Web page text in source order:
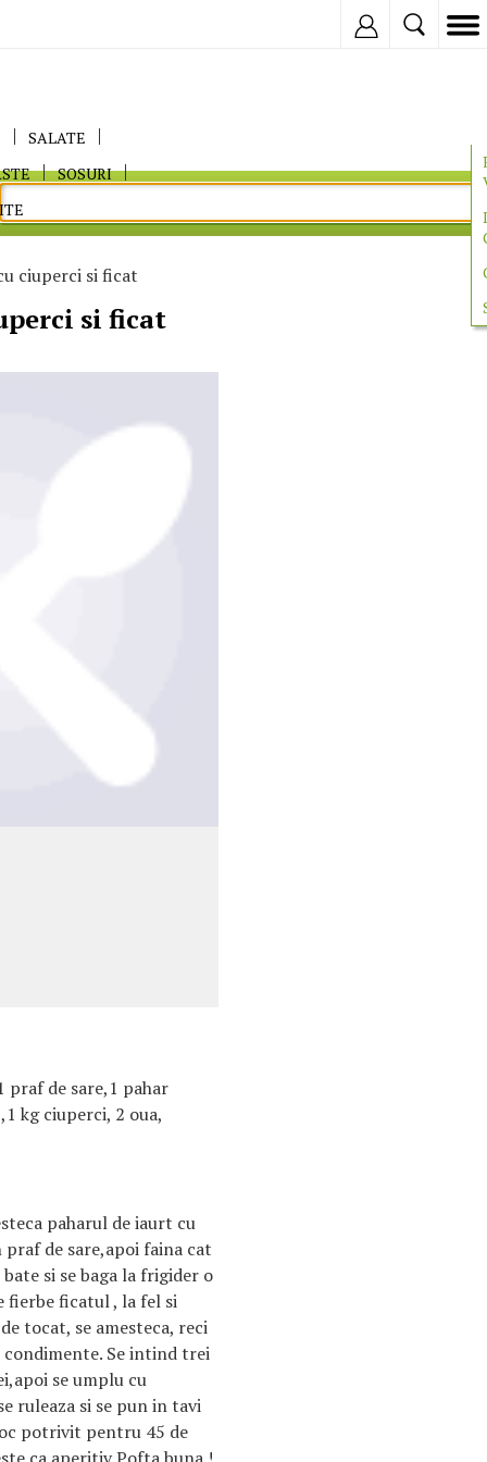
SALATE
SOSURI
ciuperci si ficat
si ficat
praf de sare,1 pahar
kg ciuperci, 2 oua,
paharul de iaurt cu
praf de sare,apoi faina cat
si se baga la frigider o
fierbe ficatul , la fel si
tocat, se amesteca, reci
condimente. Se intind trei
se umplu cu
ruleaza si se pun in tavi
potrivit pentru 45 de